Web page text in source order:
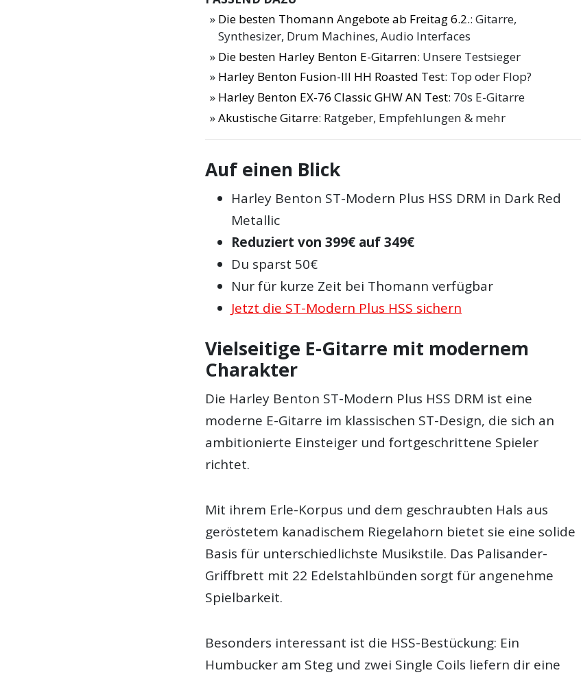
Die besten Thomann Angebote ab Freitag 6.2.: Gitarre,
Synthesizer, Drum Machines, Audio Interfaces
Die besten Harley Benton E-Gitarren: Unsere Testsieger
Harley Benton Fusion-III HH Roasted Test: Top oder Flop?
Harley Benton EX-76 Classic GHW AN Test: 70s E-Gitarre
Akustische Gitarre: Ratgeber, Empfehlungen & mehr
Auf einen Blick
Harley Benton ST-Modern Plus HSS DRM in Dark Red
Metallic
Reduziert von 399€ auf 349€
Du sparst 50€
Nur für kurze Zeit bei Thomann verfügbar
Jetzt die ST-Modern Plus HSS sichern
Vielseitige E-Gitarre mit modernem
Charakter
Die Harley Benton ST-Modern Plus HSS DRM ist eine
moderne E-Gitarre im klassischen ST-Design, die sich an
ambitionierte Einsteiger und fortgeschrittene Spieler
richtet.
Mit ihrem Erle-Korpus und dem geschraubten Hals aus
geröstetem kanadischem Riegelahorn bietet sie eine solide
Basis für unterschiedlichste Musikstile. Das Palisander-
Griffbrett mit 22 Edelstahlbünden sorgt für angenehme
Spielbarkeit.
Besonders interessant ist die HSS-Bestückung: Ein
Humbucker am Steg und zwei Single Coils liefern dir eine